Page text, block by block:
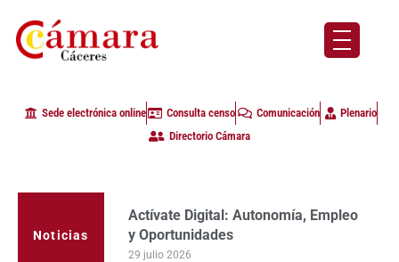
Sede electrónica online Consulta censo Comunicación
Plenario
Directorio Cámara
Noticias
Actívate Digital: Autonomía, Empleo
y Oportunidades
29 julio 2026